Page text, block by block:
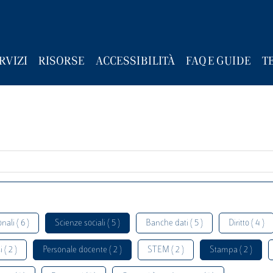
RISORSE ACCESSIBILITÀ FAQ E GUIDE
( 6 ) Scienze sociali ( 5 ) Banche dati ( 5 ) Diritto ( 4 )
( 2 ) Personale docente ( 2 ) STEM ( 2 ) Stampa ( 2 )